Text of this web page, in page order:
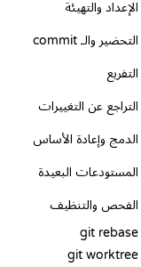
الإعداد والتهيئة
التحضير والـ commit
التفريع
التراجع عن التغييرات
الدمج وإعادة الأساس
المستودعات البعيدة
الفحص والتنظيف
git rebase
git worktree